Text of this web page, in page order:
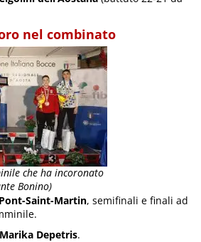
nel combinato
che ha incoronato
Bonino)
Pont-Saint-Martin, semifinali e finali ad
Marika Depetris.